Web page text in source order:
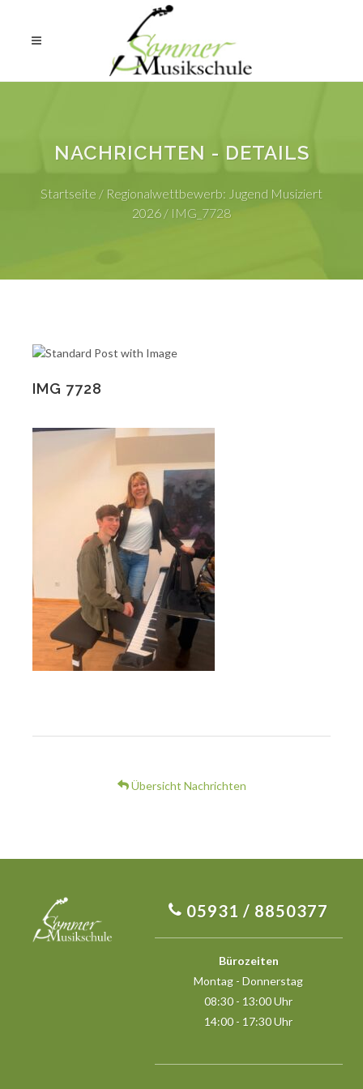
NACHRICHTEN - DETAILS
Startseite / Regionalwettbewerb: Jugend Musiziert
2026 / IMG_7728
IMG 7728
Übersicht Nachrichten
05931 / 8850377
Bürozeiten
Montag - Donnerstag
08:30 - 13:00 Uhr
14:00 - 17:30 Uhr